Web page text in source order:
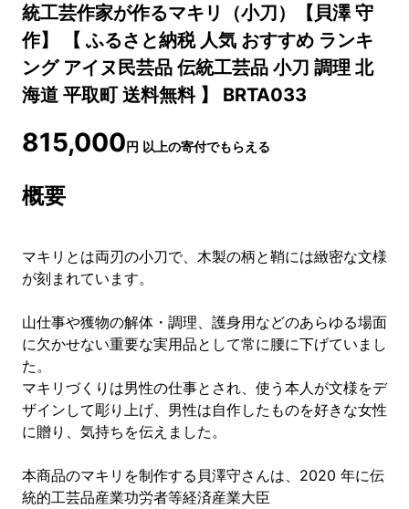
統工芸作家が作るマキリ（小刀）【貝澤 守
作】 【 ふるさと納税 人気 おすすめ ランキ
ング アイヌ民芸品 伝統工芸品 小刀 調理 北
海道 平取町 送料無料 】 BRTA033
815,000円 以上の寄付でもらえる
概要
マキリとは両刃の小刀で、木製の柄と鞘には緻密な文様
が刻まれています。
山仕事や獲物の解体・調理、護身用などのあらゆる場面
に欠かせない重要な実用品として常に腰に下げていまし
た。
マキリづくりは男性の仕事とされ、使う本人が文様をデ
ザインして彫り上げ、男性は自作したものを好きな女性
に贈り、気持ちを伝えました。
本商品のマキリを制作する貝澤守さんは、2020 年に伝
統的工芸品産業功労者等経済産業大臣